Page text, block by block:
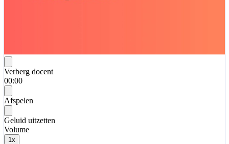
Verberg docent
00:00
Afspelen
Geluid uitzetten
Volume
1 x